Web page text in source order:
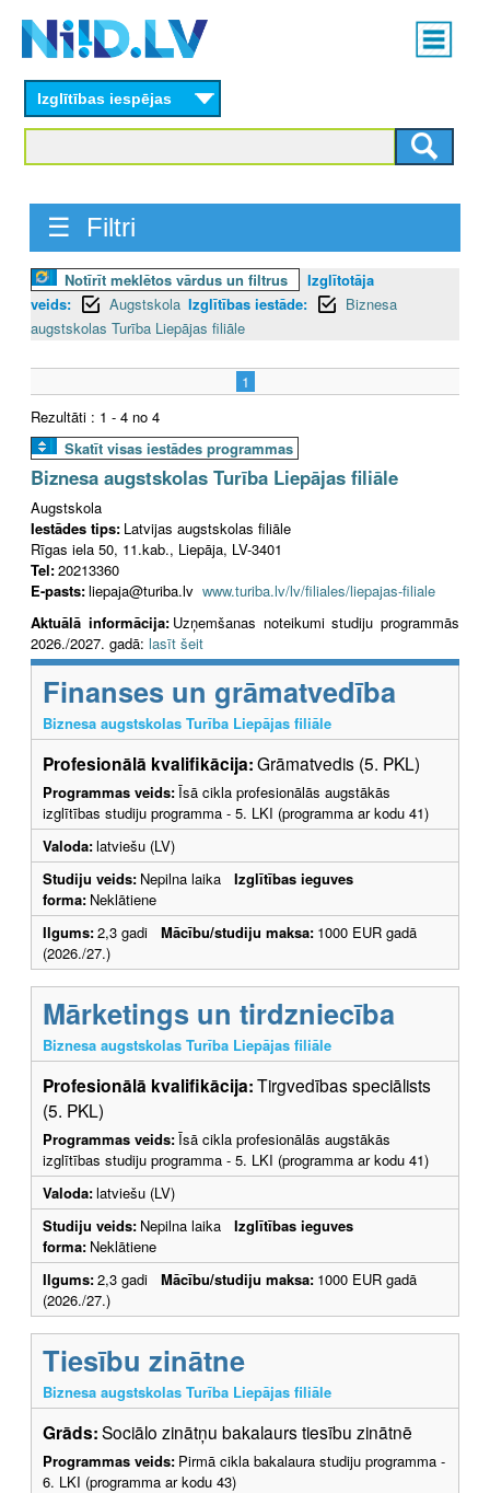
content
Main
menu
Izglītības iespējas
☰ Filtri
Notīrīt meklētos vārdus un filtrus
Izglītotāja
veids:
Augstskola Izglītības iestāde:
Biznesa
augstskolas Turība Liepājas filiāle
1
Rezultāti : 1 - 4 no 4
Skatīt visas iestādes programmas
Biznesa augstskolas Turība Liepājas filiāle
Augstskola
Iestādes tips: Latvijas augstskolas filiāle
Rīgas iela 50, 11.kab., Liepāja, LV-3401
Tel:20213360
E-pasts:liepaja@turiba.lv www.turiba.lv/lv/filiales/liepajas-filiale
Aktuālā informācija: Uzņemšanas noteikumi studiju programmās
2026./2027. gadā: lasīt šeit
Finanses un grāmatvedība
Biznesa augstskolas Turība Liepājas filiāle
Profesionālā kvalifikācija:Grāmatvedis (5. PKL)
Programmas veids:Īsā cikla profesionālās augstākās
izglītības studiju programma - 5. LKI (programma ar kodu 41)
Valoda:latviešu (LV)
Studiju veids: Nepilna laika Izglītības ieguves
forma: Neklātiene
Ilgums:2,3 gadi Mācību/studiju maksa: 1000 EUR gadā
(2026./27.)
Mārketings un tirdzniecība
Biznesa augstskolas Turība Liepājas filiāle
Profesionālā kvalifikācija:Tirgvedības speciālists
(5. PKL)
Programmas veids:Īsā cikla profesionālās augstākās
izglītības studiju programma - 5. LKI (programma ar kodu 41)
Valoda:latviešu (LV)
Studiju veids: Nepilna laika Izglītības ieguves
forma: Neklātiene
Ilgums:2,3 gadi Mācību/studiju maksa: 1000 EUR gadā
(2026./27.)
Tiesību zinātne
Biznesa augstskolas Turība Liepājas filiāle
Grāds:Sociālo zinātņu bakalaurs tiesību zinātnē
Programmas veids: Pirmā cikla bakalaura studiju programma -
6. LKI (programma ar kodu 43)